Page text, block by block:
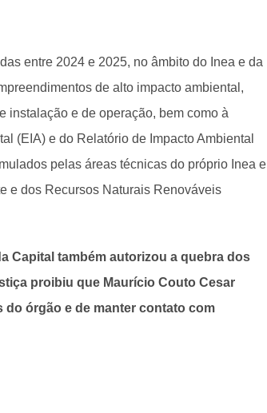
entre 2024 e 2025, no âmbito do Inea e da
de alto impacto ambiental,
instalação e de operação, bem como à
(EIA) e do Relatório de Impacto Ambiental
pelas áreas técnicas do próprio Inea e
e dos Recursos Naturais Renováveis
Capital também autorizou a quebra dos
proibiu que Maurício Couto Cesar
órgão e de manter contato com